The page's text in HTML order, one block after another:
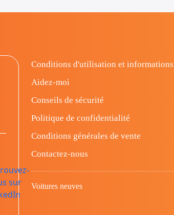
Conditions d'utilisation et informations
Aidez-moi
Conseils de sécurité
Politique de confidentialité
Conditions générales de vente
Contactez-nous
Voitures neuves